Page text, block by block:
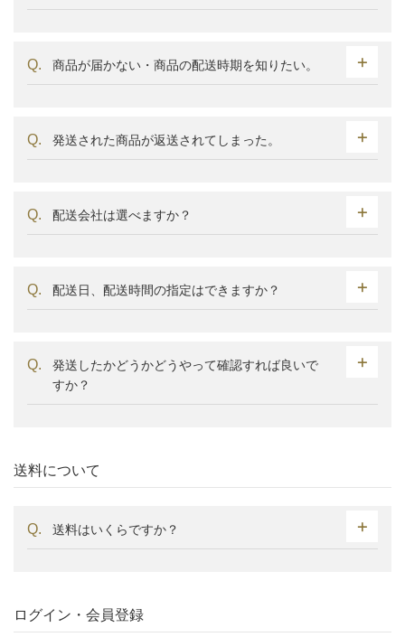
商品が届かない・商品の配送時期を知りたい。
発送された商品が返送されてしまった。
配送会社は選べますか？
配送日、配送時間の指定はできますか？
発送したかどうかどうやって確認すれば良いで
すか？
送料について
送料はいくらですか？
ログイン・会員登録